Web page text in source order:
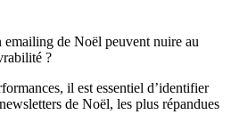
emailing de Noël peuvent nuire au
?
il est essentiel d’identifier
de Noël, les plus répandues